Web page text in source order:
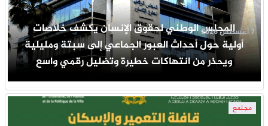
المجلس الوطني لحقوق الإنسان يكشف خلاصات
أولية حول أحداث العبور الجماعي إلى سبتة ومليلية
ويحذر من انتهاكات خطيرة وتضليل رقمي واسع
7 أغسطس 2026
مجتمع